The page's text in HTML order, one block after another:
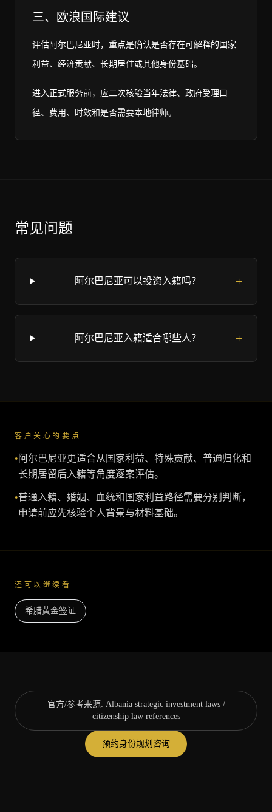
三、欧浪国际建议
评估阿尔巴尼亚时，重点是确认是否存在可解释的国家
利益、经济贡献、长期居住或其他身份基础。
进入正式服务前，应二次核验当年法律、政府受理口
径、费用、时效和是否需要本地律师。
常见问题
阿尔巴尼亚可以投资入籍吗？ +
阿尔巴尼亚入籍适合哪些人？ +
客户关心的要点
• 阿尔巴尼亚更适合从国家利益、特殊贡献、普通归化和
长期居留后入籍等角度逐案评估。
•普通入籍、婚姻、血统和国家利益路径需要分别判断，
申请前应先核验个人背景与材料基础。
还可以继续看
希腊黄金签证
官方/参考来源: Albania strategic investment laws /
citizenship law references
预约身份规划咨询